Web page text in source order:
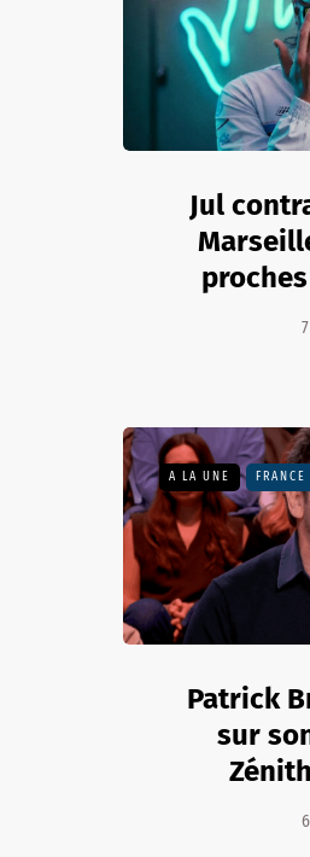
Jul
A LA UNE FRANCE
Patrick
sur